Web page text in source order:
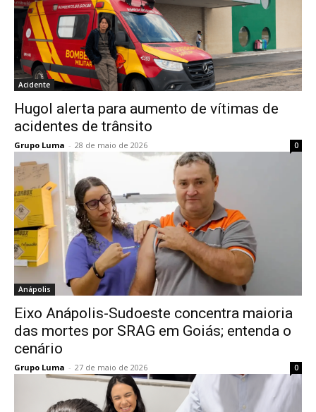
Acidente
Hugol alerta para aumento de vítimas de
acidentes de trânsito
Grupo Luma - 28 de maio de 2026 0
Anápolis
Eixo Anápolis-Sudoeste concentra maioria
das mortes por SRAG em Goiás; entenda o
cenário
Grupo Luma - 27 de maio de 2026 0